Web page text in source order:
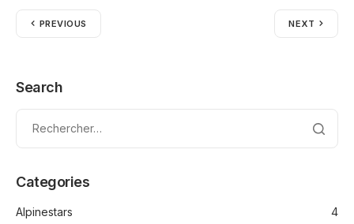
PREVIOUS NEXT
Search
Categories
Alpinestars
4